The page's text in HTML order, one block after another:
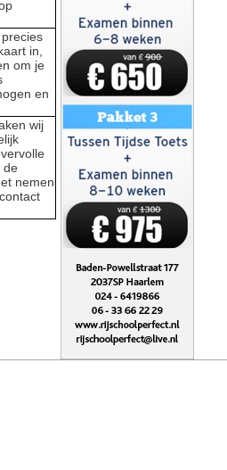
in,
om je
en
wij
de
nemen